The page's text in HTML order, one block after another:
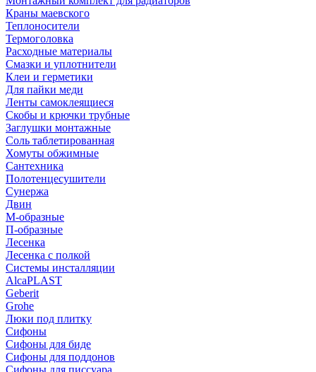
Краны маевского
Теплоносители
Термоголовка
Расходные материалы
Смазки и уплотнители
Клеи и герметики
Для пайки меди
Ленты самоклеящиеся
Скобы и крючки трубные
Заглушки монтажные
Соль таблетированная
Хомуты обжимные
Сантехника
Полотенцесушители
Сунержа
Двин
М-образные
П-образные
Лесенка
Лесенка с полкой
Системы инсталляции
AlcaPLAST
Geberit
Grohe
Люки под плитку
Сифоны
Сифoны для биде
Сифoны для поддонов
Сифoны для писсуара